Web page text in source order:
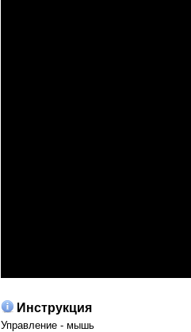
Инструкция
Управление - мышь